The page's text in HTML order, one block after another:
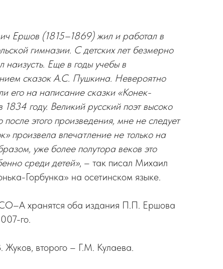
Ершов (1815–1869) жил и работал в
гимназии. С детских лет безмерно
наизусть. Еще в годы учебы в
сказок А.С. Пушкина. Невероятно
его на написание сказки «Конек-
году. Великий русский поэт высоко
этого произведения, мне не следует
произвела впечатление не только на
уже более полутора веков это
среди детей», – так писал Михаил
Горбунка» на осетинском языке.
хранятся оба издания П.П. Ершова
го.
второго – Г.М. Кулаева.